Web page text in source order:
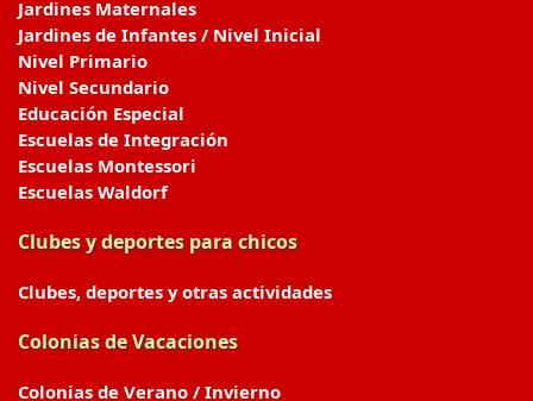
Jardines Maternales
Jardines de Infantes / Nivel Inicial
Nivel Primario
Nivel Secundario
Educación Especial
Escuelas de Integración
Escuelas Montessori
Escuelas Waldorf
Clubes y deportes para chicos
Clubes, deportes y otras actividades
Colonias de Vacaciones
Colonias de Verano / Invierno